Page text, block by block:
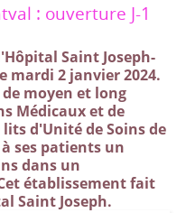
: ouverture J-1
Saint Joseph-
mardi 2 janvier 2024.
moyen et long
Médicaux et de
d'Unité de Soins de
ses patients un
dans un
établissement fait
Saint Joseph.